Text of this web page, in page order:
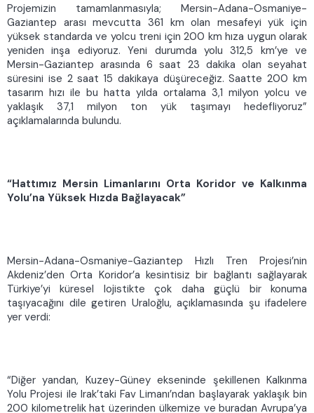
Projemizin tamamlanmasıyla; Mersin-Adana-Osmaniye-
Gaziantep arası mevcutta 361 km olan mesafeyi yük için
yüksek standarda ve yolcu treni için 200 km hıza uygun olarak
yeniden inşa ediyoruz. Yeni durumda yolu 312,5 km’ye ve
Mersin-Gaziantep arasında 6 saat 23 dakika olan seyahat
süresini ise 2 saat 15 dakikaya düşüreceğiz. Saatte 200 km
tasarım hızı ile bu hatta yılda ortalama 3,1 milyon yolcu ve
yaklaşık 37,1 milyon ton yük taşımayı hedefliyoruz”
açıklamalarında bulundu.
“Hattımız Mersin Limanlarını Orta Koridor ve Kalkınma
Yolu’na Yüksek Hızda Bağlayacak”
Mersin-Adana-Osmaniye-Gaziantep Hızlı Tren Projesi’nin
Akdeniz’den Orta Koridor’a kesintisiz bir bağlantı sağlayarak
Türkiye’yi küresel lojistikte çok daha güçlü bir konuma
taşıyacağını dile getiren Uraloğlu, açıklamasında şu ifadelere
yer verdi:
“Diğer yandan, Kuzey-Güney ekseninde şekillenen Kalkınma
Yolu Projesi ile Irak’taki Fav Limanı’ndan başlayarak yaklaşık bin
200 kilometrelik hat üzerinden ülkemize ve buradan Avrupa’ya